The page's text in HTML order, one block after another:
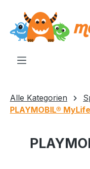
springen
Alle Kategorien
PLAYMOBIL® MyLife